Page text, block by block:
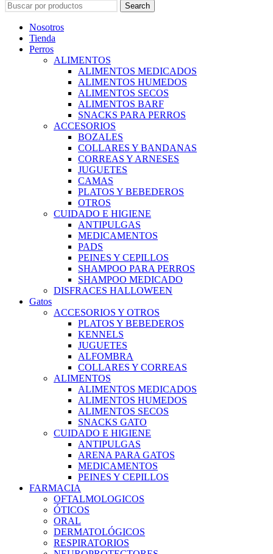
Search
Nosotros
Tienda
Perros
ALIMENTOS
ALIMENTOS MEDICADOS
ALIMENTOS HUMEDOS
ALIMENTOS SECOS
ALIMENTOS BARF
SNACKS PARA PERROS
ACCESORIOS
BOZALES
COLLARES Y BANDANAS
CORREAS Y ARNESES
JUGUETES
CAMAS
PLATOS Y BEBEDEROS
OTROS
CUIDADO E HIGIENE
ANTIPULGAS
MEDICAMENTOS
PADS
PEINES Y CEPILLOS
SHAMPOO PARA PERROS
SHAMPOO MEDICADO
DISFRACES HALLOWEEN
Gatos
ACCESORIOS Y OTROS
PLATOS Y BEBEDEROS
KENNELS
JUGUETES
ALFOMBRA
COLLARES Y CORREAS
ALIMENTOS
ALIMENTOS MEDICADOS
ALIMENTOS HUMEDOS
ALIMENTOS SECOS
SNACKS GATO
CUIDADO E HIGIENE
ANTIPULGAS
ARENA PARA GATOS
MEDICAMENTOS
PEINES Y CEPILLOS
FARMACIA
OFTALMOLOGICOS
ÓTICOS
ORAL
DERMATOLÓGICOS
RESPIRATORIOS